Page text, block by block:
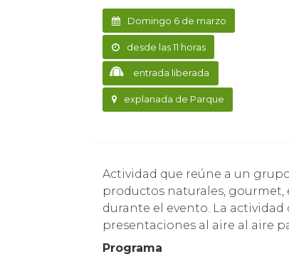
Domingo 6 de marzo
desde las 11 horas
entrada liberada
explanada de Parque
Actividad que reúne a un grupo de expositores de las áreas del diseño, arte, orfebrería,
productos naturales,
durante el evento. La
presentaciones al aire al aire
Programa